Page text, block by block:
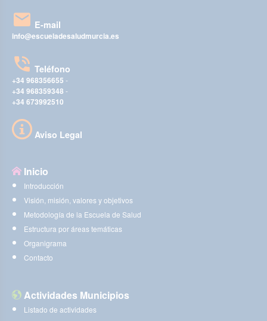
E-mail
info@escueladesaludmurcia.es
Teléfono
+34 968356655 -
+34 968359348 -
+34 673992510
Aviso Legal
Inicio
Introducción
Visión, misión, valores y objetivos
Metodología de la Escuela de Salud
Estructura por áreas temáticas
Organigrama
Contacto
Actividades Municipios
Listado de actividades